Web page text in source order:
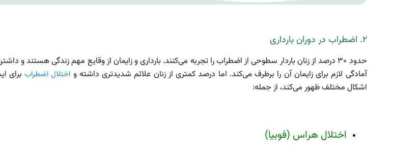
۲. اضطراب در دوران بارداری
حدود ۳۰ درصد از زنان باردار سطوحی از اضطراب را تجربه می‌کنند. بارداری و زایمان از وقایع مهم زندگی
آمادگی لازم برای زایمان آن را بر‌طرف می‌کند. اما درصد کمتری از زنان علائم شدیدتری داشته و اختلال اضطراببرای
اشکال مختلف ظهور می‌کند، از جمله:
اختلال هراس (فوبیا)